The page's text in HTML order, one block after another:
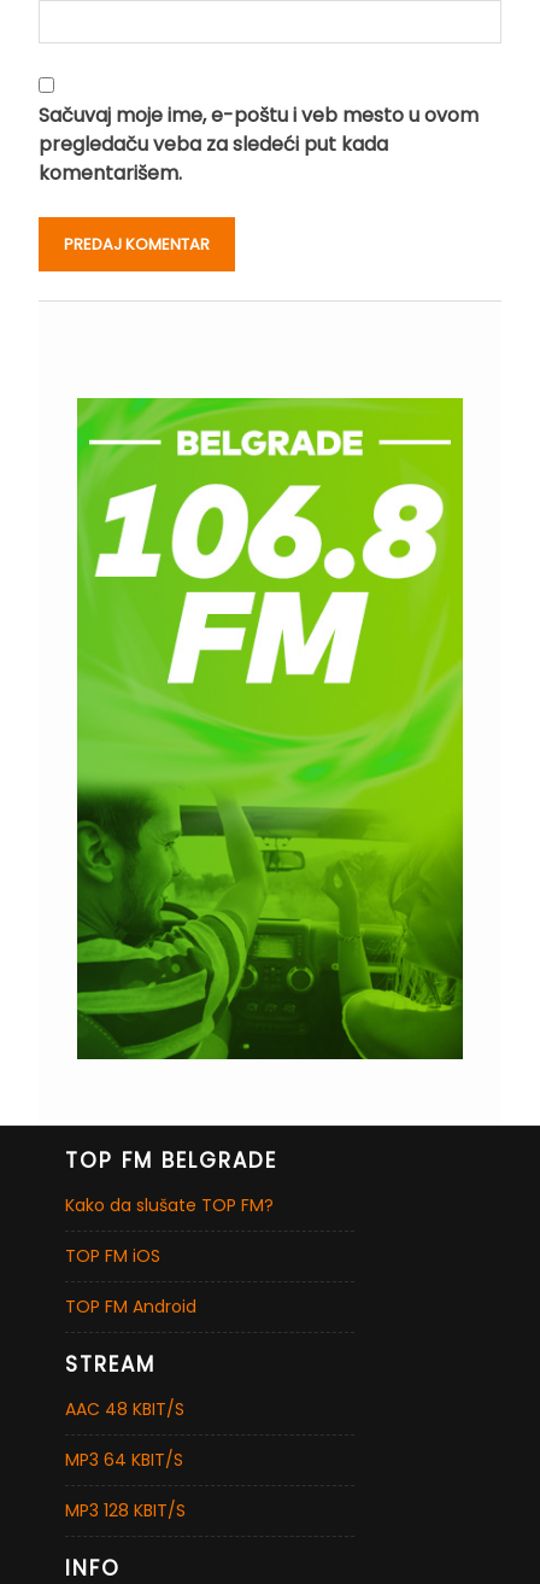
Sačuvaj moje ime, e-poštu i veb mesto u ovom
pregledaču veba za sledeći put kada
komentarišem.
TOP FM BELGRADE
Kako da slušate TOP FM?
TOP FM iOS
TOP FM Android
STREAM
AAC 48 KBIT/S
MP3 64 KBIT/S
MP3 128 KBIT/S
INFO